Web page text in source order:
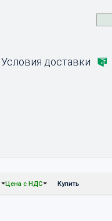
Условия доставки
Цена с НДС Купить